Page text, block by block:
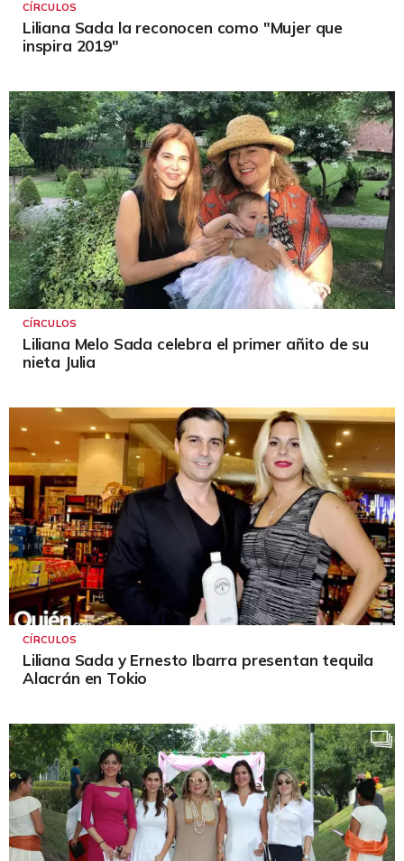
CÍRCULOS
Liliana Sada la reconocen como "Mujer que
inspira 2019"
CÍRCULOS
Liliana Melo Sada celebra el primer añito de su
nieta Julia
CÍRCULOS
Liliana Sada y Ernesto Ibarra presentan tequila
Alacrán en Tokio